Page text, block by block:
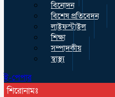
বিনোদন
বিশেষ প্রতিবেদন
লাইফস্টাইল
শিক্ষা
সম্পাদকীয়
স্বাস্থ্য
ই-পেপার
শিরোনামঃ